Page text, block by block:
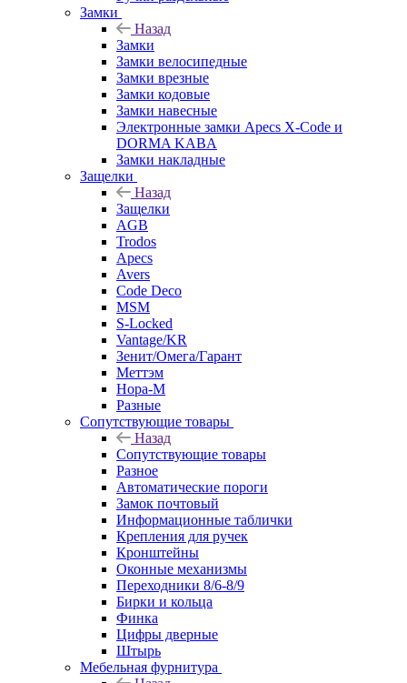
Замки
Назад
Замки
Замки велосипедные
Замки врезные
Замки кодовые
Замки навесные
Электронные замки Apecs X-Code и
DORMA KABA
Замки накладные
Защелки
Назад
Защелки
AGB
Trodos
Apecs
Avers
Code Deco
MSM
S-Locked
Vantage/KR
Зенит/Омега/Гарант
Меттэм
Нора-М
Разные
Сопутствующие товары
Назад
Сопутствующие товары
Разное
Автоматические пороги
Замок почтовый
Информационные таблички
Крепления для ручек
Кронштейны
Оконные механизмы
Переходники 8/6-8/9
Бирки и кольца
Финка
Цифры дверные
Штырь
Мебельная фурнитура